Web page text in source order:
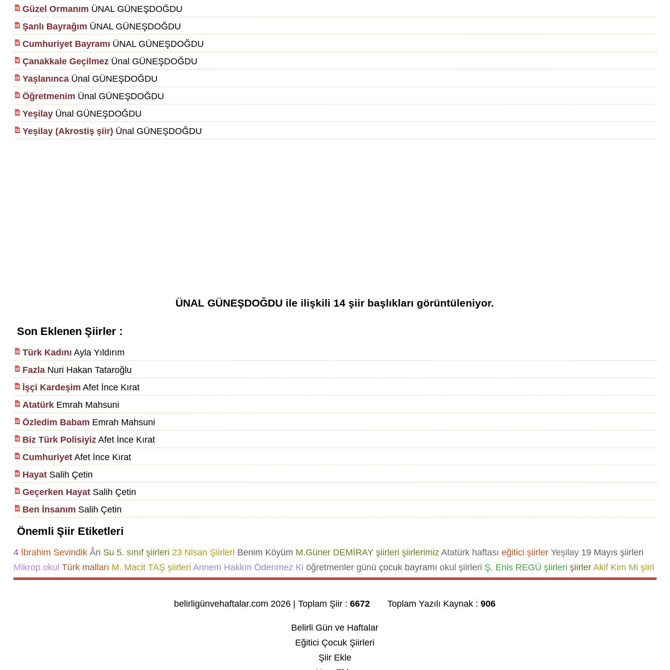
Güzel Ormanım ÜNAL GÜNEŞDOĞDU
Şanlı Bayrağım ÜNAL GÜNEŞDOĞDU
Cumhuriyet Bayramı ÜNAL GÜNEŞDOĞDU
Çanakkale GeçilmezÜnal GÜNEŞDOĞDU
YaşlanıncaÜnal GÜNEŞDOĞDU
Öğretmenim Ünal GÜNEŞDOĞDU
YeşilayÜnal GÜNEŞDOĞDU
Yeşilay (Akrostiş şiir) Ünal GÜNEŞDOĞDU
ÜNAL GÜNEŞDOĞDU ile ilişkili 14 şiir başlıkları görüntüleniyor.
Son Eklenen Şiirler :
Türk Kadını Ayla Yıldırım
FazlaNuri Hakan Tataroğlu
İşçi Kardeşim Afet İnce Kırat
AtatürkEmrah Mahsuni
Özledim Babam Emrah Mahsuni
Biz Türk PolisiyizAfet İnce Kırat
CumhuriyetAfet İnce Kırat
HayatSalih Çetin
Geçerken HayatSalih Çetin
Ben İnsanım Salih Çetin
Önemli Şiir Etiketleri
4 İbrahim Sevindik Ân Su 5. sınıf şiirleri 23 Nisan Şiirleri Benim Köyüm M.Güner DEMİRAY şiirleri şiirlerimiz Atatürk haftası eğitici şiirler Yeşilay 19 Mayıs şiirleri
Mikrop okul Türk malları M. Macit TAŞ şiirleri Annem Hakkın Ödenmez Ki öğretmenler günü çocuk bayramı okul şiirleri Ş. Enis REGÜ şiirleri şiirler Akif Kim Mi şiiri
belirligünvehaftalar.com 2026 | Toplam Şiir :6672 Toplam Yazılı Kaynak :906
Belirli Gün ve Haftalar
Eğitici Çocuk Şiirleri
Şiir Ekle